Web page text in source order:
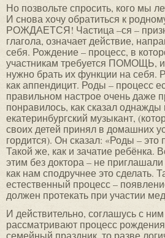
Но позвольте спросить, кого мы
И снова хочу обратиться к
РОЖДАЕТСЯ! Частица –ся –
глагола, означает действие,
себя. Рождение – процесс, в
участникам требуется ПОМОЩЬ,
нужно брать их функции на себя.
как аппендицит. Роды – процесс
правильном настрое очень даже
понравилось, как сказал
екатеринбургский музыкант,
своих детей принял в домашних
гордится). Он сказал: «Роды –
Такой же, как и зачатие ребёнка.
этим без доктора – не приглашали
как нам сподручнее это сделать.
естественный процесс –
должен протекать при участии
И действительно, соглашусь с
рассматривают процесс
семейный праздник, то разве